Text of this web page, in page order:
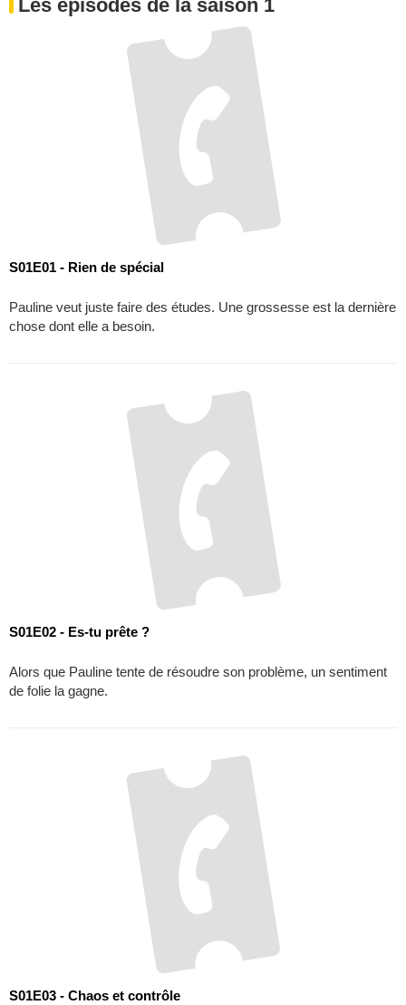
Les épisodes de la saison 1
S01E01 - Rien de spécial
Pauline veut juste faire des études. Une grossesse est la dernière
chose dont elle a besoin.
S01E02 - Es-tu prête ?
Alors que Pauline tente de résoudre son problème, un sentiment
de folie la gagne.
S01E03 - Chaos et contrôle